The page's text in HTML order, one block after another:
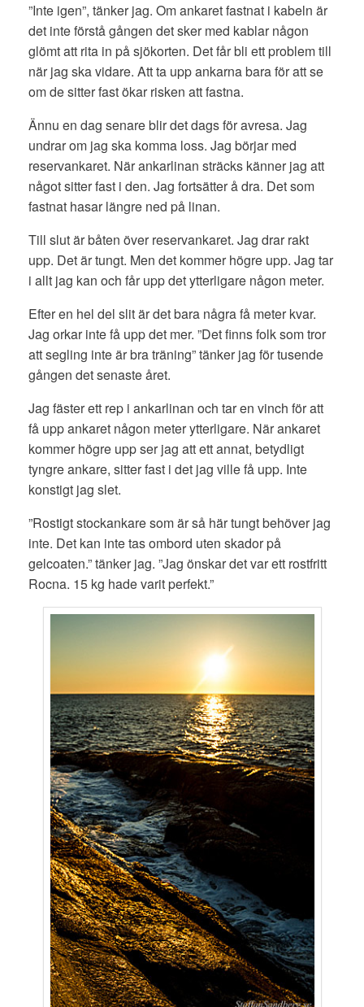
”Inte igen”, tänker jag. Om ankaret fastnat i kabeln är
det inte förstå gången det sker med kablar någon
glömt att rita in på sjökorten. Det får bli ett problem till
när jag ska vidare. Att ta upp ankarna bara för att se
om de sitter fast ökar risken att fastna.
Ännu en dag senare blir det dags för avresa. Jag
undrar om jag ska komma loss. Jag börjar med
reservankaret. När ankarlinan sträcks känner jag att
något sitter fast i den. Jag fortsätter å dra. Det som
fastnat hasar längre ned på linan.
Till slut är båten över reservankaret. Jag drar rakt
upp. Det är tungt. Men det kommer högre upp. Jag tar
i allt jag kan och får upp det ytterligare någon meter.
Efter en hel del slit är det bara några få meter kvar.
Jag orkar inte få upp det mer. ”Det finns folk som tror
att segling inte är bra träning” tänker jag för tusende
gången det senaste året.
Jag fäster ett rep i ankarlinan och tar en vinch för att
få upp ankaret någon meter ytterligare. När ankaret
kommer högre upp ser jag att ett annat, betydligt
tyngre ankare, sitter fast i det jag ville få upp. Inte
konstigt jag slet.
”Rostigt stockankare som är så här tungt behöver jag
inte. Det kan inte tas ombord uten skador på
gelcoaten.” tänker jag. ”Jag önskar det var ett rostfritt
Rocna. 15 kg hade varit perfekt.”